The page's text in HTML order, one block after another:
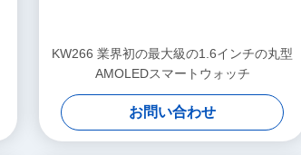
KW266 業界初の最大級の1.6インチの丸型
AMOLEDスマートウォッチ
お問い合わせ